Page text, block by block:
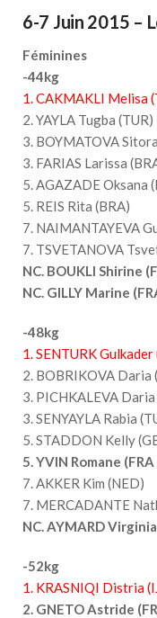
6-7 Juin 2015 –
Féminines
-44kg
1. CAKMAKLI Melisa
2. YAYLA Tugba (TUR)
3. BOYMATOVA
3. FARIAS Larissa
5. AGAZADE Oksana
5. REIS Rita (BRA)
7. NAIMANTAYEVA
7. TSVETANOVA
NC. BOUKLI Shirine
NC. GILLY Marine
-48kg
1. SENTURK Gulkader
2. BOBRIKOVA Daria
3. PICHKALEVA Daria
3. SENYAYLA Rabia
5. STADDON Kelly
5. YVIN Romane
7. AKKER Kim (NED)
7. MERCADANTE
NC. AYMARD
-52kg
1. KRASNIQI Distria
2. GNETO Astride